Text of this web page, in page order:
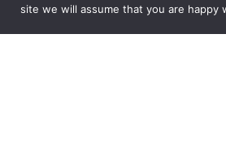
site we will assume that you are happy